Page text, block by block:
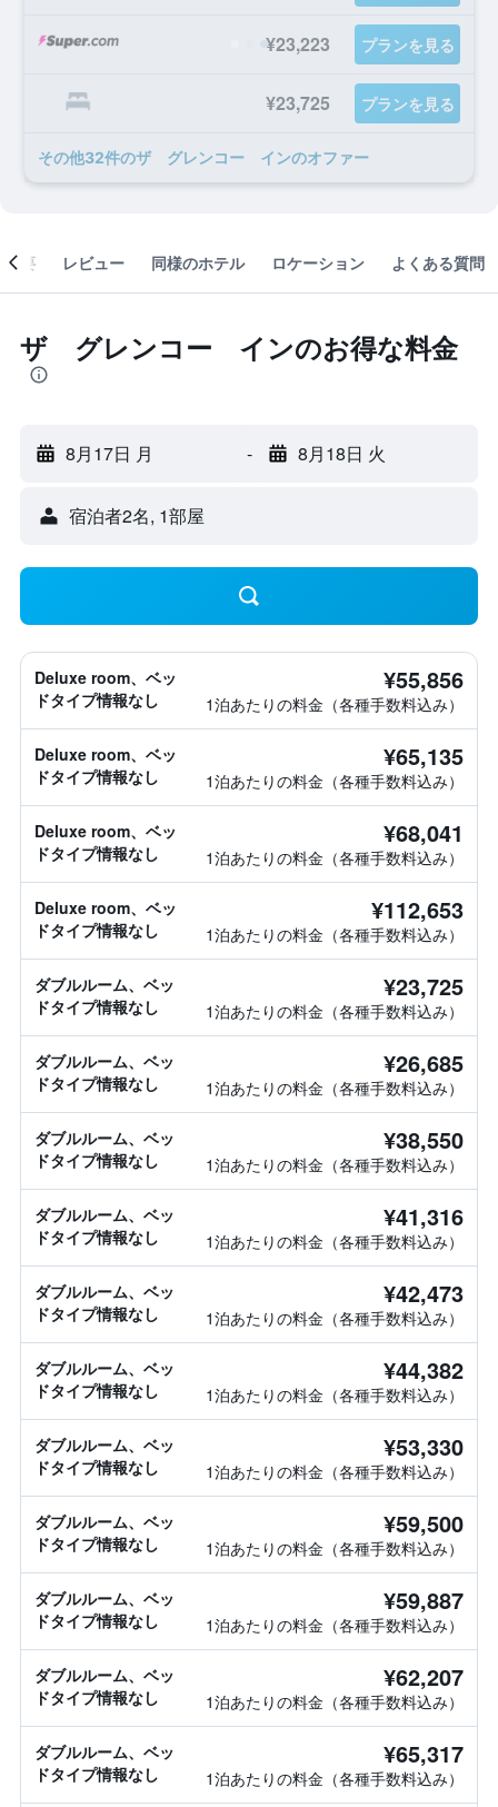
¥23,223 プランを見る
¥23,725 プランを見る
​その他32​件のザ グレンコー インのオファー
概要 レビュー 同様のホテル ロケーション よくある質問
ザ グレンコー インのお得な料金
8月17日 月 - 8月18日 火
宿泊者2名, 1​部屋
Deluxe room、ベッ
ドタイプ情報なし
¥55,856
1泊あたりの料金（各種手数料込み）
Deluxe room、ベッ
ドタイプ情報なし
¥65,135
1泊あたりの料金（各種手数料込み）
Deluxe room、ベッ
ドタイプ情報なし
¥68,041
1泊あたりの料金（各種手数料込み）
Deluxe room、ベッ
ドタイプ情報なし
¥112,653
1泊あたりの料金（各種手数料込み）
ダブルルーム、ベッ
ドタイプ情報なし
¥23,725
1泊あたりの料金（各種手数料込み）
ダブルルーム、ベッ
ドタイプ情報なし
¥26,685
1泊あたりの料金（各種手数料込み）
ダブルルーム、ベッ
ドタイプ情報なし
¥38,550
1泊あたりの料金（各種手数料込み）
ダブルルーム、ベッ
ドタイプ情報なし
¥41,316
1泊あたりの料金（各種手数料込み）
ダブルルーム、ベッ
ドタイプ情報なし
¥42,473
1泊あたりの料金（各種手数料込み）
ダブルルーム、ベッ
ドタイプ情報なし
¥44,382
1泊あたりの料金（各種手数料込み）
ダブルルーム、ベッ
ドタイプ情報なし
¥53,330
1泊あたりの料金（各種手数料込み）
ダブルルーム、ベッ
ドタイプ情報なし
¥59,500
1泊あたりの料金（各種手数料込み）
ダブルルーム、ベッ
ドタイプ情報なし
¥59,887
1泊あたりの料金（各種手数料込み）
ダブルルーム、ベッ
ドタイプ情報なし
¥62,207
1泊あたりの料金（各種手数料込み）
ダブルルーム、ベッ
ドタイプ情報なし
¥65,317
1泊あたりの料金（各種手数料込み）